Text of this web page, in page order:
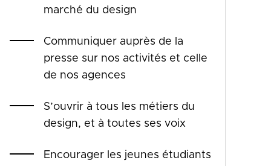
marché du design
Communiquer auprès de la
presse sur nos activités et celle
de nos agences
S’ouvrir à tous les métiers du
design, et à toutes ses voix
Encourager les jeunes étudiants